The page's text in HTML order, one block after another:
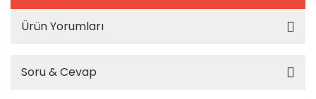
Ürün Yorumları
Soru & Cevap